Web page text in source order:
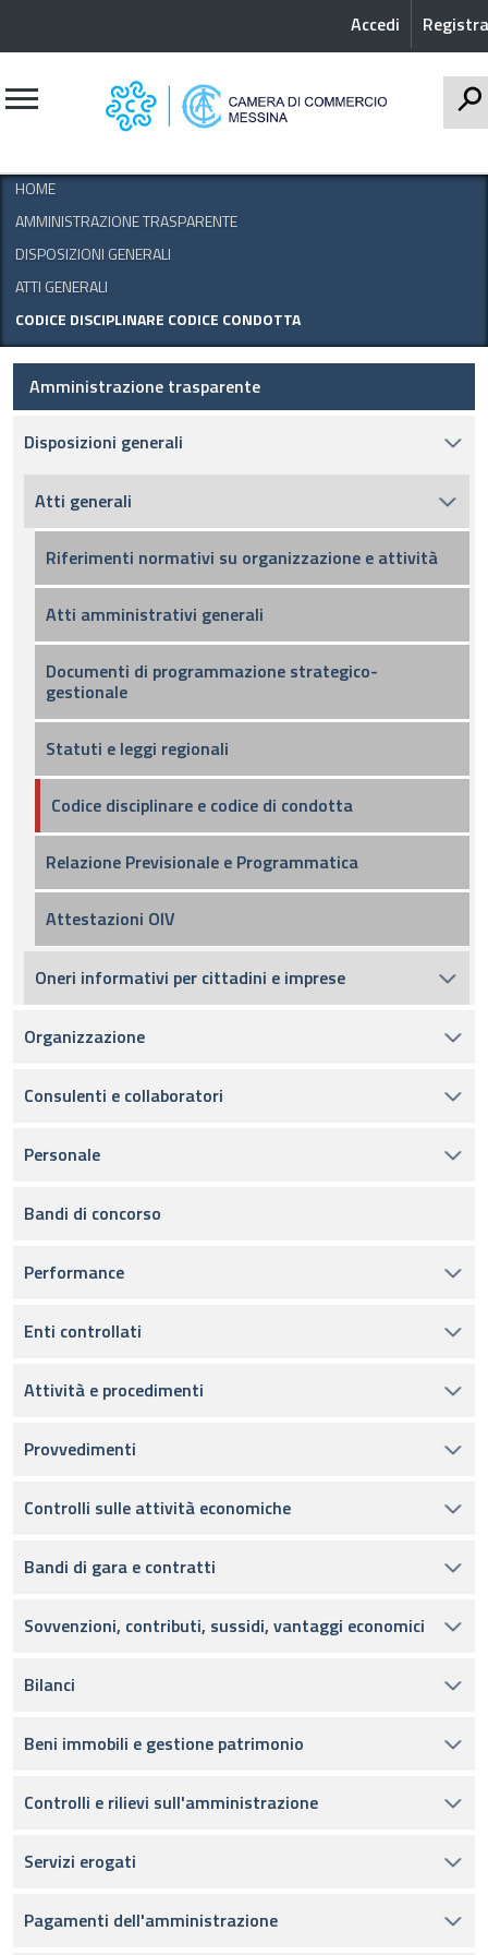
Accedi
HOME
AMMINISTRAZIONE TRASPARENTE
DISPOSIZIONI GENERALI
ATTI GENERALI
CODICE DISCIPLINARE CODICE CONDOTTA
Amministrazione trasparente
Disposizioni generali
Atti generali
Riferimenti normativi su organizzazione e attività
Atti amministrativi generali
Documenti di programmazione strategico-
gestionale
Statuti e leggi regionali
Codice disciplinare e codice di condotta
Relazione Previsionale e Programmatica
Attestazioni OIV
Oneri informativi per cittadini e imprese
Organizzazione
Consulenti e collaboratori
Personale
Bandi di concorso
Performance
Enti controllati
Attività e procedimenti
Provvedimenti
Controlli sulle attività economiche
Bandi di gara e contratti
Sovvenzioni, contributi, sussidi, vantaggi economici
Bilanci
Beni immobili e gestione patrimonio
Controlli e rilievi sull'amministrazione
Servizi erogati
Pagamenti dell'amministrazione